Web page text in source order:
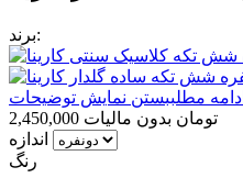
برند:
ادامه مطلببستن نمایش توضیحات
2,450,000 تومان بدون مالیات
اندازه
رنگ